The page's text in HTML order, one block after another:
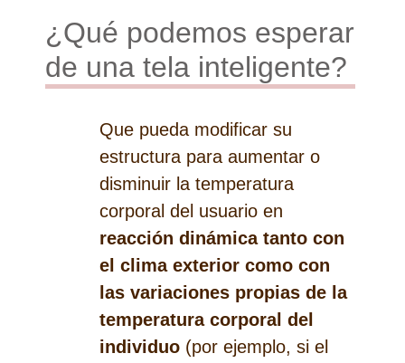
¿Qué podemos esperar
de una tela inteligente?
Que pueda modificar su
estructura para aumentar o
disminuir la temperatura
corporal del usuario en
reacción dinámica tanto con
el clima exterior como con
las variaciones propias de la
temperatura corporal del
individuo (por ejemplo, si el